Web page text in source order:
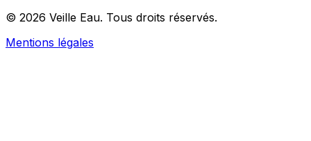
© 2026 Veille Eau. Tous droits réservés.
Mentions légales